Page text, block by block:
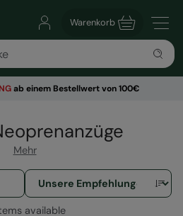
Warenkorb
ab einem Bestellwert von 100€
Mehr
available